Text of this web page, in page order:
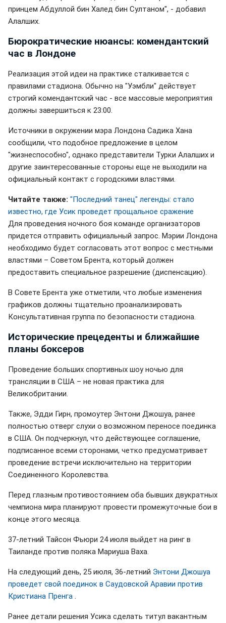
принцем Абдуллой бин Халед бин Султаном", - добавил
Алалших.
Бюрократические нюансы: комендантский
час в Лондоне
Реализация этой идеи на практике сталкивается с
правилами стадиона. Обычно на "Уэмбли" действует
строгий комендантский час - все массовые мероприятия
должны завершиться к 23:00.
Источники в окружении мэра Лондона Садика Хана
сообщили, что подобное предложение в целом
"жизнеспособно", однако представители Турки Алалших и
другие заинтересованные стороны еще не выходили на
официальный контакт с городскими властями.
Читайте также: "Последний танец" легенды: стало
известно, где Усик проведет прощальное сражение
Для проведения ночного боя команде организаторов
придется отправить официальный запрос. Мэрии Лондона
необходимо будет согласовать этот вопрос с местными
властями – Советом Брента, который должен
предоставить специальное разрешение (диспенсацию).
В Совете Брента уже отметили, что любые изменения
графиков должны тщательно проанализировать
Консультативная группа по безопасности стадиона.
Исторические прецеденты и ближайшие
планы боксеров
Проведение больших спортивных шоу ночью для
трансляции в США – не новая практика для
Великобритании.
Также, Эдди Гирн, промоутер Энтони Джошуа, ранее
полностью отверг слухи о возможном переносе поединка
в США. Он подчеркнул, что действующее соглашение,
подписанное всеми сторонами, четко предусматривает
проведение встречи исключительно на территории
Соединенного Королевства.
Перед глазным противостоянием оба бывших двукратных
чемпиона мира планируют провести промежуточные бои в
конце этого месяца.
37-летний Тайсон Фьюри 24 июля выйдет на ринг в
Таиланде против поляка Мариуша Ваха.
На следующий день, 25 июля, 36-летний Энтони Джошуа
проведет свой поединок в Саудовской Аравии против
Кристиана Пренга
Ранее детали решения Усика сделать титул вакантным